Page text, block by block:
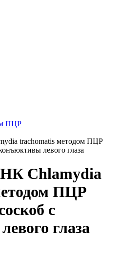
ПЦР
trachomatis методом ПЦР
левого глаза
Chlamydia
ПЦР
с
глаза